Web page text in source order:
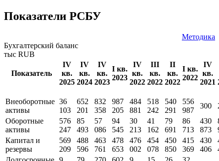
Показатели РСБУ
Методика
Бухгалтерский баланс
тыс RUB
Показатель
IV
кв.
2025
IV
кв.
2024
IV
кв.
2023
I кв.
2023
IV
кв.
2022
III
кв.
2022
II
кв.
2022
I кв.
2022
IV
кв.
2021
Внеоборотные
активы
36
103
652
201
832
358
987
205
484
881
518
242
540
291
556
987
300
Оборотные
активы
576
247
85
493
57
086
94
545
30
213
41
162
79
691
86
713
430
873
Капитал и
резервы
569
209
488
596
463
761
478
653
476
002
454
078
450
850
415
369
430
406